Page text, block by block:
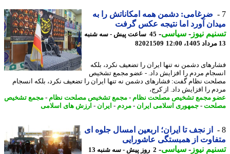
ضرغامی: دشمن همه امکاناتش را به
آورد اما نتیجه عکس گرفت
نیوز-سیاسی-
45 ساعت پیش - سه شنبه
82021509
دشمن نه تنها ایران را تضعیف نکرد، بلکه
مردم را افزایش داد. - عضو مجمع تشخیص
نظام گفت: فشارهای دشمن نه تنها ایران را تضعیف نکرد، بلکه انسجام
را افزایش داد. از کرج،
مجمع تشخیص مصلحت نظام-مجمع تشخیص مصلحت نظام-مجمع تشخیص
-جمهوری اسلامی ایران - مردم- ایران - ارزش های اسلامی
از نجف تا ایران؛ اربعین امسال جلوه ای
از همبستگی عاشورایی
نیوز-سیاسی-
2 روز پیش - سه شنبه 13